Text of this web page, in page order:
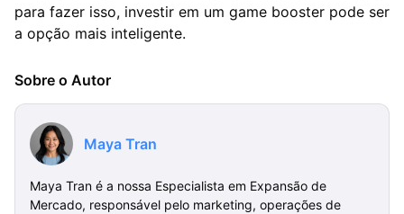
para fazer isso, investir em um game booster pode ser
a opção mais inteligente.
Sobre o Autor
Maya Tran
Maya Tran é a nossa Especialista em Expansão de
Mercado, responsável pelo marketing, operações de